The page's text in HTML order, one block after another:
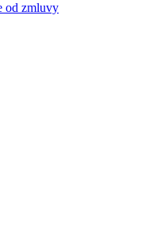
od zmluvy